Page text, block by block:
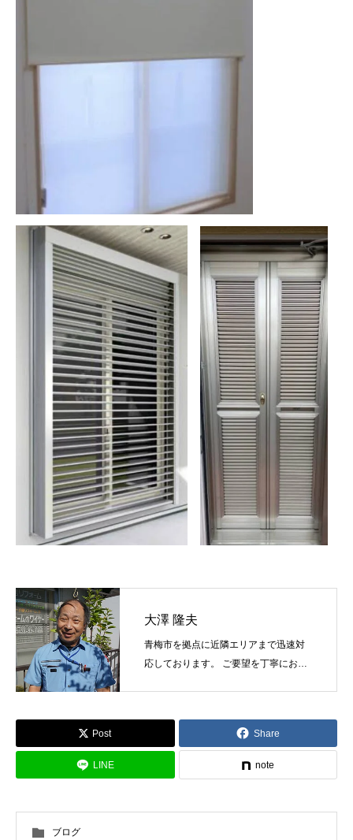
大澤 隆夫
青梅市を拠点に近隣エリアまで迅速対
応しております。 ご要望を丁寧にお伺
Post Share
LINE note
ブログ